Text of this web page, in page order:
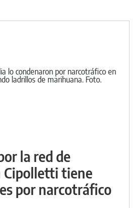
la red de
Cipolletti tiene
por narcotráfico